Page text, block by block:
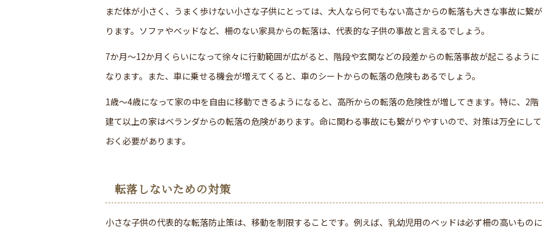
まだ体が小さく、うまく歩けない小さな子供にとっては、大人なら何でもない高さからの転落も大きな事故に繋が
ります。ソファやベッドなど、柵のない家具からの転落は、代表的な子供の事故と言えるでしょう。
7か月～12か月くらいになって徐々に行動範囲が広がると、階段や玄関などの段差からの転落事故が起こるように
なります。また、車に乗せる機会が増えてくると、車のシートからの転落の危険もあるでしょう。
1歳～4歳になって家の中を自由に移動できるようになると、高所からの転落の危険性が増してきます。特に、2階
建て以上の家はベランダからの転落の危険があります。命に関わる事故にも繋がりやすいので、対策は万全にして
おく必要があります。
転落しないための対策
小さな子供の代表的な転落防止策は、移動を制限することです。例えば、乳幼児用のベッドは必ず柵の高いものに